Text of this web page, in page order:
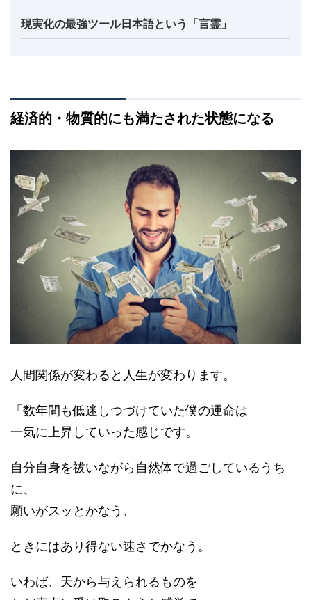
現実化の最強ツール日本語という「言霊」
経済的・物質的にも満たされた状態になる
人間関係が変わると人生が変わります。
「数年間も低迷しつづけていた僕の運命は
一気に上昇していった感じです。
自分自身を祓いながら自然体で過ごしているうち
に、
願いがスッとかなう、
ときにはあり得ない速さでかなう。
いわば、天から与えられるものを